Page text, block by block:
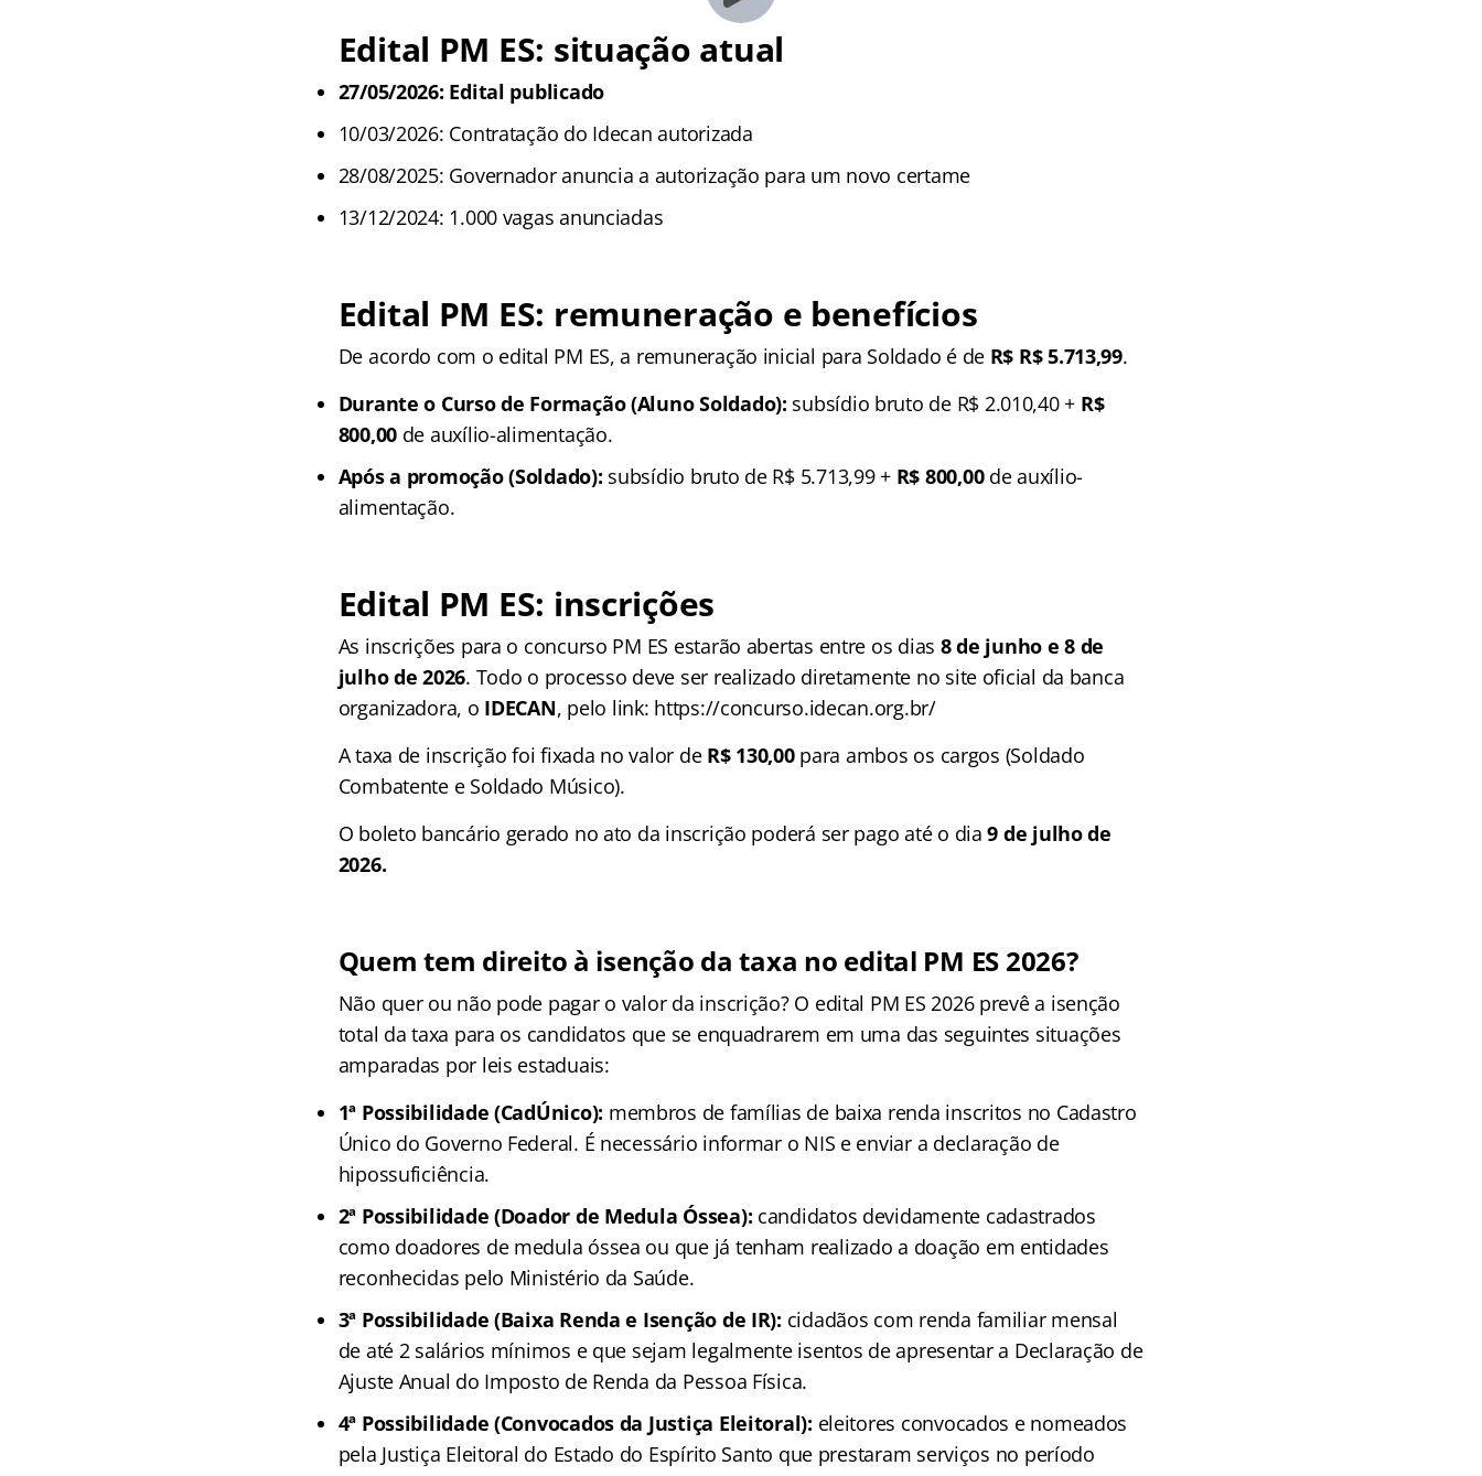
Edital PM ES: situação atual
27/05/2026: Edital publicado
10/03/2026: Contratação do Idecan autorizada
28/08/2025: Governador anuncia a autorização para um novo certame
13/12/2024: 1.000 vagas anunciadas
Edital PM ES: remuneração e benefícios
De acordo com o edital PM ES, a remuneração inicial para Soldado é de R$ R$ 5.713,99.
Durante o Curso de Formação (Aluno Soldado): subsídio bruto de R$ 2.010,40 + R$
800,00de auxílio-alimentação.
Após a promoção (Soldado): subsídio bruto de R$ 5.713,99 + R$ 800,00de auxílio-
alimentação.
Edital PM ES: inscrições
As inscrições para o concurso PM ES estarão abertas entre os dias 8 de junho e 8 de
julho de 2026. Todo o processo deve ser realizado diretamente no site oficial da banca
organizadora, o IDECAN, pelo link: https://concurso.idecan.org.br/
A taxa de inscrição foi fixada no valor de R$ 130,00para ambos os cargos (Soldado
Combatente e Soldado Músico).
O boleto bancário gerado no ato da inscrição poderá ser pago até o dia9 de julho de
2026.
Quem tem direito à isenção da taxa no edital PM ES 2026?
Não quer ou não pode pagar o valor da inscrição? O edital PM ES 2026 prevê a isenção
total da taxa para os candidatos que se enquadrarem em uma das seguintes situações
amparadas por leis estaduais:
1ª Possibilidade (CadÚnico): membros de famílias de baixa renda inscritos no Cadastro
Único do Governo Federal. É necessário informar o NIS e enviar a declaração de
hipossuficiência.
2ª Possibilidade (Doador de Medula Óssea): candidatos devidamente cadastrados
como doadores de medula óssea ou que já tenham realizado a doação em entidades
reconhecidas pelo Ministério da Saúde.
3ª Possibilidade (Baixa Renda e Isenção de IR): cidadãos com renda familiar mensal
de até 2 salários mínimos e que sejam legalmente isentos de apresentar a Declaração de
Ajuste Anual do Imposto de Renda da Pessoa Física.
4ª Possibilidade (Convocados da Justiça Eleitoral): eleitores convocados e nomeados
pela Justiça Eleitoral do Estado do Espírito Santo que prestaram serviços no período